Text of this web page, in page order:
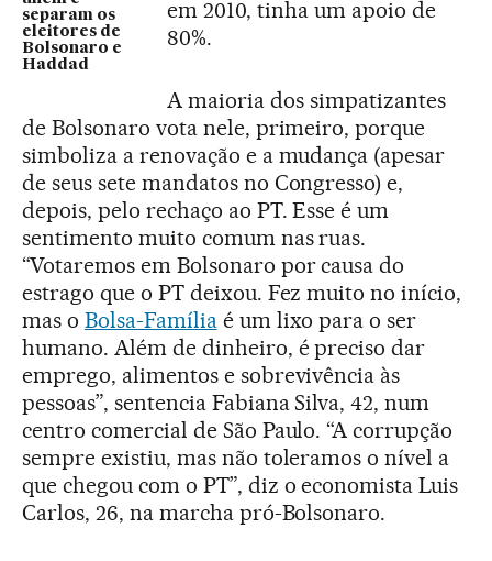
separam os
eleitores de
Bolsonaro e
Haddad
em 2010, tinha um apoio de
80%.
A maioria dos simpatizantes
de Bolsonaro vota nele, primeiro, porque
simboliza a renovação e a mudança (apesar
de seus sete mandatos no Congresso) e,
depois, pelo rechaço ao PT. Esse é um
sentimento muito comum nas ruas.
“Votaremos em Bolsonaro por causa do
estrago que o PT deixou. Fez muito no início,
mas o Bolsa-Famíliaé um lixo para o ser
humano. Além de dinheiro, é preciso dar
emprego, alimentos e sobrevivência às
pessoas”, sentencia Fabiana Silva, 42, num
centro comercial de São Paulo. “A corrupção
sempre existiu, mas não toleramos o nível a
que chegou com o PT”, diz o economista Luis
Carlos, 26, na marcha pró-Bolsonaro.